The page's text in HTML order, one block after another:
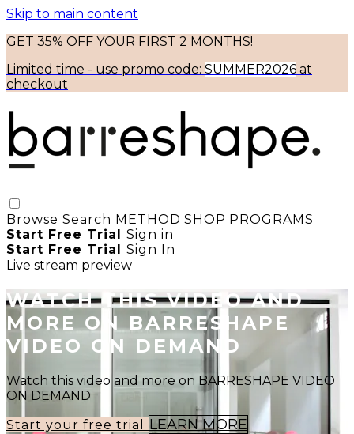
Skip to main content
GET 35% OFF YOUR FIRST 2 MONTHS!
Limited time - use promo code: SUMMER2026 at
checkout
Browse Search METHOD SHOP PROGRAMS
Start Free Trial Sign in
Start Free Trial Sign In
Live stream preview
WATCH THIS VIDEO AND
MORE ON BARRESHAPE
VIDEO ON DEMAND
Watch this video and more on BARRESHAPE VIDEO
ON DEMAND
Start your free trial
LEARN MORE